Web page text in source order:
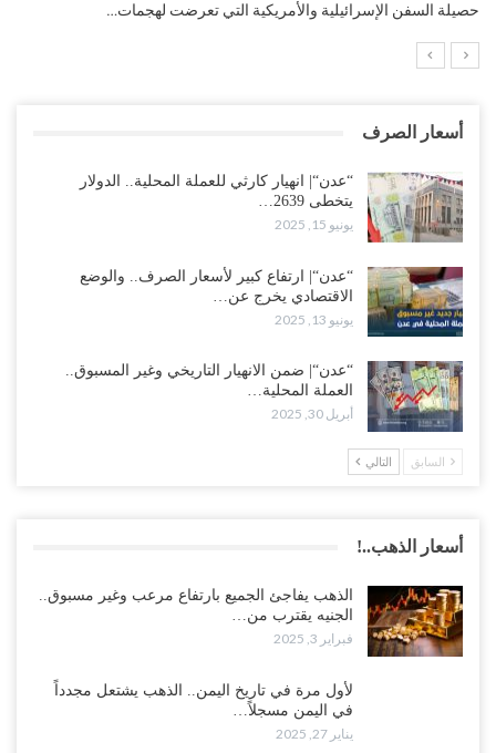
التضخم السنوي لمنطقة اليورو.. “إنفوجرافيك“..!
أسعار الصرف
“عدن“| انهيار كارثي للعملة المحلية.. الدولار
يتخطى 2639…
يونيو 15, 2025
“عدن“| ارتفاع كبير لأسعار الصرف.. والوضع
الاقتصادي يخرج عن…
يونيو 13, 2025
“عدن“| ضمن الانهيار التاريخي وغير المسبوق..
العملة المحلية…
أبريل 30, 2025
السابق التالي
أسعار الذهب..!
الذهب يفاجئ الجميع بارتفاع مرعب وغير مسبوق..
الجنيه يقترب من…
فبراير 3, 2025
لأول مرة في تاريخ اليمن.. الذهب يشتعل مجدداً
في اليمن مسجلاً…
يناير 27, 2025